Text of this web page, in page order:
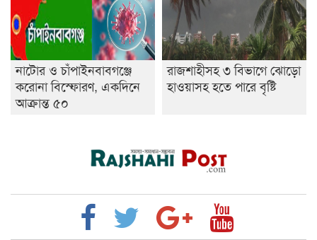
নাটোর ও চাঁপাইনবাবগঞ্জে
করোনা বিস্ফোরণ, একদিনে
আক্রান্ত ৫০
রাজশাহীসহ ৩ বিভাগে ঝোড়ো
হাওয়াসহ হতে পারে বৃষ্টি